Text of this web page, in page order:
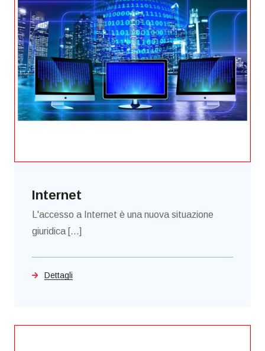
Internet
L'accesso a Internet è una nuova situazione
giuridica [...]
Dettagli